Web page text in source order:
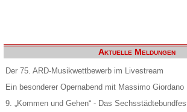
Aktuelle Meldungen
Der 75. ARD-Musikwettbewerb im Livestream
Ein besonderer Opernabend mit Massimo Giordano
9. „Kommen und Gehen“ - Das